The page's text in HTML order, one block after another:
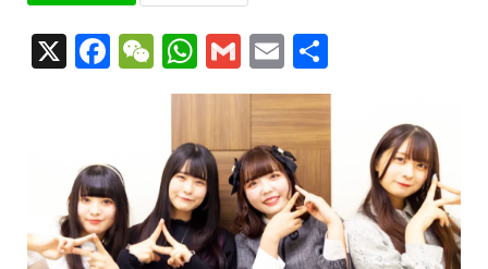
X Facebook
WeChat
WhatsApp
GmailEmail
有